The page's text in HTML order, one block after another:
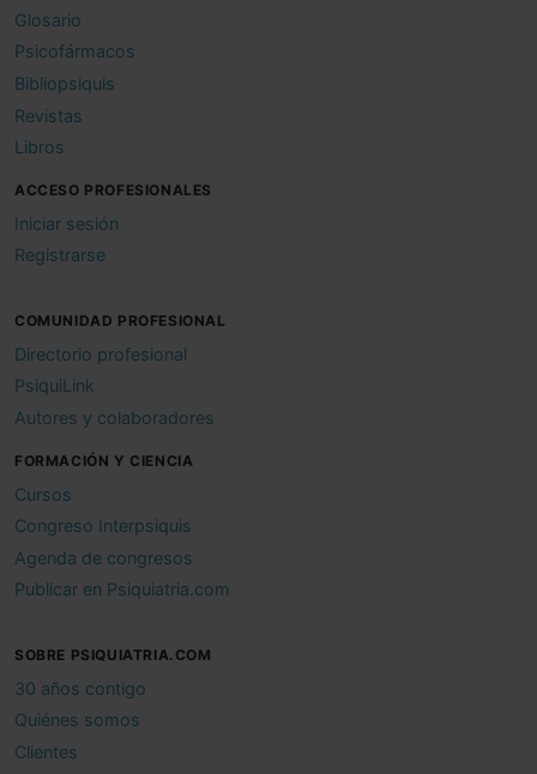
Glosario
Psicofármacos
Bibliopsiquis
Revistas
Libros
ACCESO PROFESIONALES
Iniciar sesión
Registrarse
COMUNIDAD PROFESIONAL
Directorio profesional
PsiquiLink
Autores y colaboradores
FORMACIÓN Y CIENCIA
Cursos
Congreso Interpsiquis
Agenda de congresos
Publicar en Psiquiatria.com
SOBRE PSIQUIATRIA.COM
30 años contigo
Quiénes somos
Clientes